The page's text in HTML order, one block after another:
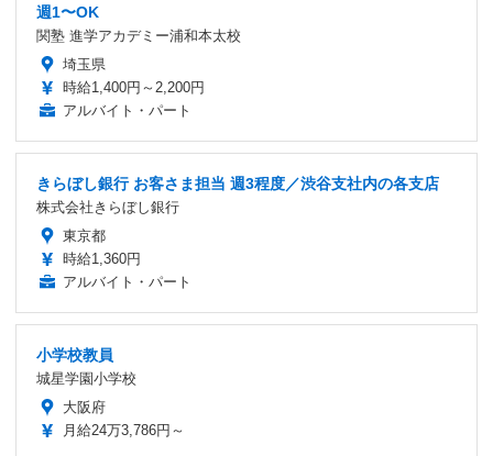
週1〜OK
関塾 進学アカデミー浦和本太校
埼玉県
時給1,400円～2,200円
アルバイト・パート
きらぼし銀行 お客さま担当 週3程度／渋谷支社内の各支店
株式会社きらぼし銀行
東京都
時給1,360円
アルバイト・パート
小学校教員
城星学園小学校
大阪府
月給24万3,786円～